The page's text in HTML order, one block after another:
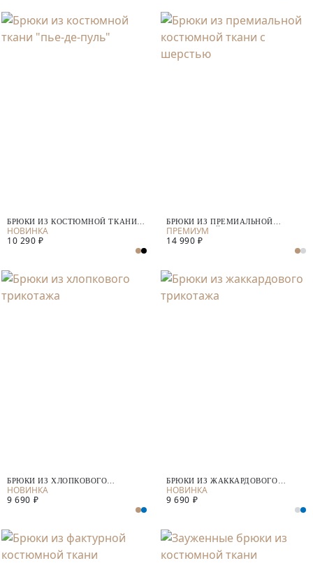
БРЮКИ ИЗ КОСТЮМНОЙ ТКАНИ
"ПЬЕ-ДЕ-ПУЛЬ"
10 290 ₽
БРЮКИ ИЗ ПРЕМИАЛЬНОЙ
КОСТЮМНОЙ ТКАНИ С ШЕРСТЬЮ
14 990 ₽
БРЮКИ ИЗ ХЛОПКОВОГО
ТРИКОТАЖА
9 690 ₽
БРЮКИ ИЗ ЖАККАРДОВОГО
ТРИКОТАЖА
9 690 ₽